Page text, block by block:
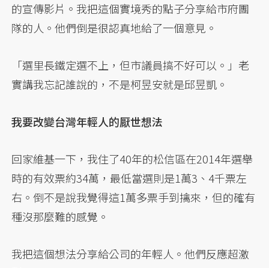
的宣傳影片。我把這個實境秀的點子分享給市府團
隊的人。他們倒是很認真地給了一個意見。
「選里長鐵定選不上，但市議員搞不好可以。」老
實講我忘記誰說的，不是柯昱安就是邱昱凱。
我要改變台灣年輕人的厭世想法
回家維基一下，我住了40年的松信區在2014年選舉
時的有效票約34萬，最低當選則是1萬3、4千票左
右。倒不是說我覺得這1萬多票手到擒來，但的確有
種沒那麼難的感覺。
我把這個想法分享給公司的年輕人。他們反應超激